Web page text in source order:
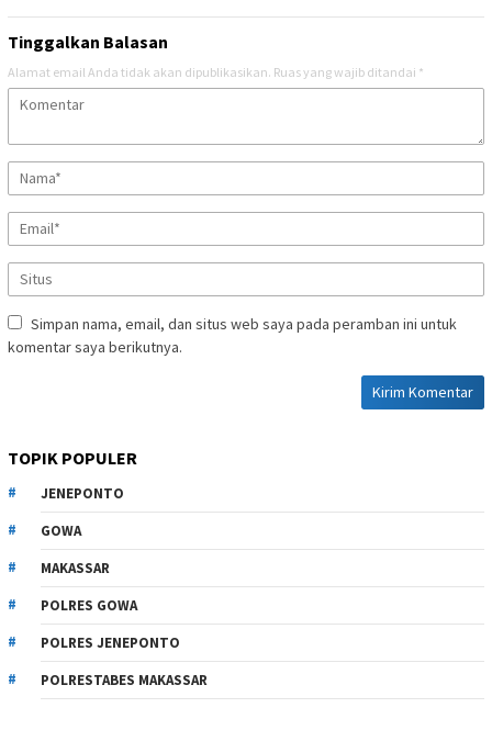
Tinggalkan Balasan
Alamat email Anda tidak akan dipublikasikan. Ruas yang wajib ditandai *
Simpan nama, email, dan situs web saya pada peramban ini untuk
komentar saya berikutnya.
TOPIK POPULER
JENEPONTO
GOWA
MAKASSAR
POLRES GOWA
POLRES JENEPONTO
POLRESTABES MAKASSAR